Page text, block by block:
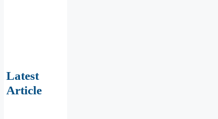
Latest
Article